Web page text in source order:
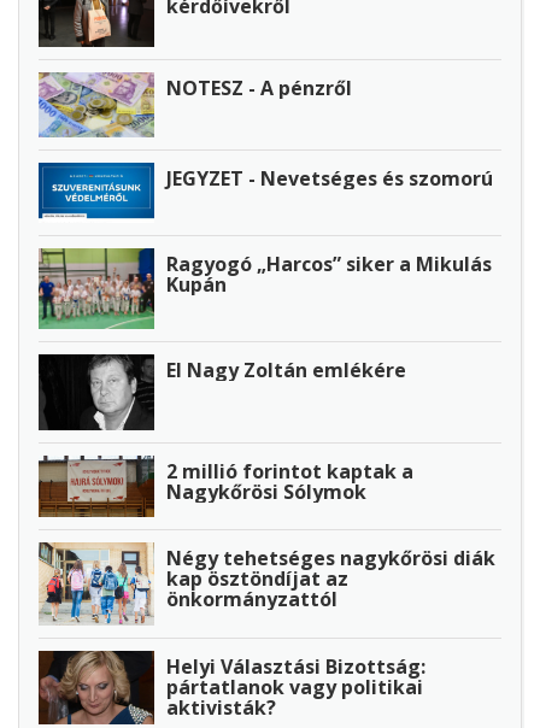
kérdőívekről
NOTESZ - A pénzről
JEGYZET - Nevetséges és szomorú
Ragyogó „Harcos” siker a Mikulás
Kupán
El Nagy Zoltán emlékére
2 millió forintot kaptak a
Nagykőrösi Sólymok
Négy tehetséges nagykőrösi diák
kap ösztöndíjat az
önkormányzattól
Helyi Választási Bizottság:
pártatlanok vagy politikai
aktivisták?